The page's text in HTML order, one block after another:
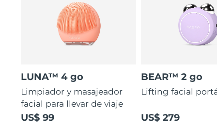
LUNA™ 4 go
Limpiador y masajeador
facial para llevar de viaje
US$ 99
BEAR™ 2 go
Lifting facial
US$ 279